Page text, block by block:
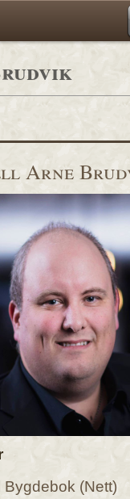
Arne
Bygdebok (Nett)